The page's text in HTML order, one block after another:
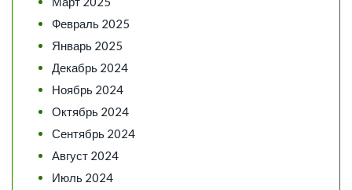
Февраль 2025
Январь 2025
Декабрь 2024
Ноябрь 2024
Октябрь 2024
Сентябрь 2024
Август 2024
Июль 2024